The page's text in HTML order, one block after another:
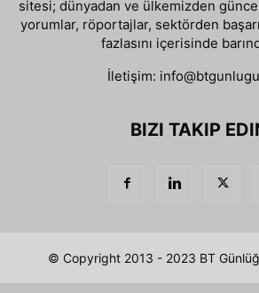
sitesi; dünyadan ve ülkemizden
yorumlar, röportajlar, sektörden
fazlasını içerisinde
İletişim:
BIZI TAKIP
© Copyright 2013 - 2023 BT